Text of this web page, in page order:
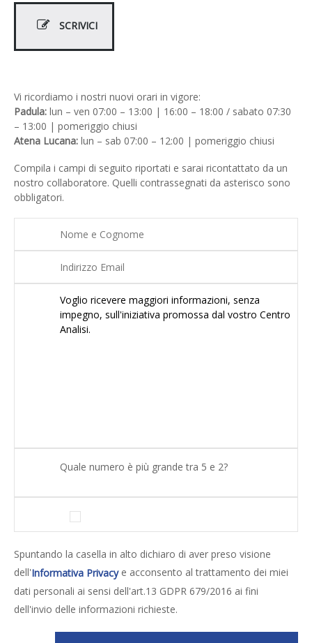
SCRIVICI
Vi ricordiamo i nostri nuovi orari in vigore:
Padula: lun – ven 07:00 – 13:00 | 16:00 – 18:00 / sabato 07:30
– 13:00 | pomeriggio chiusi
Atena Lucana: lun – sab 07:00 – 12:00 | pomeriggio chiusi
Compila i campi di seguito riportati e sarai ricontattato da un
nostro collaboratore. Quelli contrassegnati da asterisco sono
obbligatori.
Quale numero è più grande tra 5 e 2?
Spuntando la casella in alto dichiaro di aver preso visione
dell'Informativa Privacye acconsento al trattamento dei miei
dati personali ai sensi dell'art.13 GDPR 679/2016 ai fini
dell'invio delle informazioni richieste.